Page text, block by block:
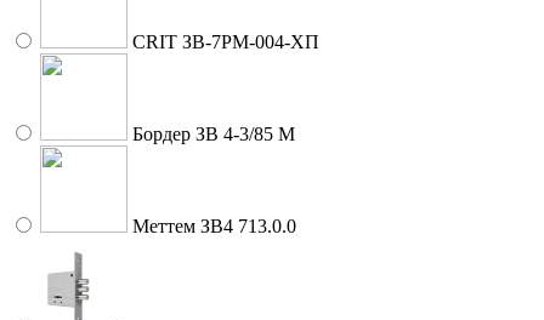
CRIT ЗВ-7РМ-004-ХП
Бордер ЗВ 4-3/85 М
Меттем ЗВ4 713.0.0